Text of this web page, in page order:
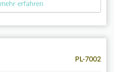
mehr erfahren
PL-7002